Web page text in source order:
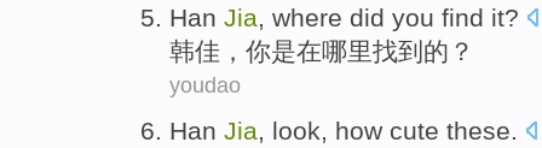
Han Jia, where did you find it?
韩佳 ， 你是在哪里找到 的？
youdao
Han Jia, look, how cute these.